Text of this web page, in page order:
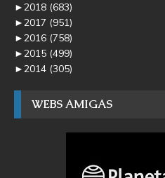
►2018 (683)
►2017 (951)
►2016 (758)
►2015 (499)
►2014 (305)
WEBS AMIGAS